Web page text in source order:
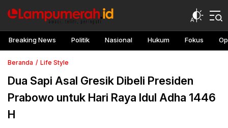
Breaking News Politik Nasional Hukum Fokus
Beranda Life Style
Dua Sapi Asal Gresik Dibeli Presiden
Prabowo untuk Hari Raya Idul Adha 1446
H